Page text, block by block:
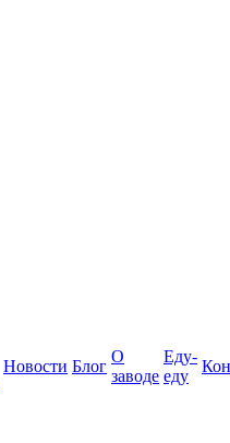
Новости Блог
О
заводе
Еду-
еду